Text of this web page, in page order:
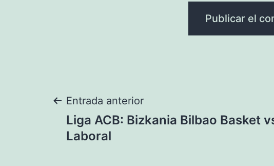
Navegación
de
Entrada anterior
Liga ACB: Bizkania Bilbao Basket
Laboral